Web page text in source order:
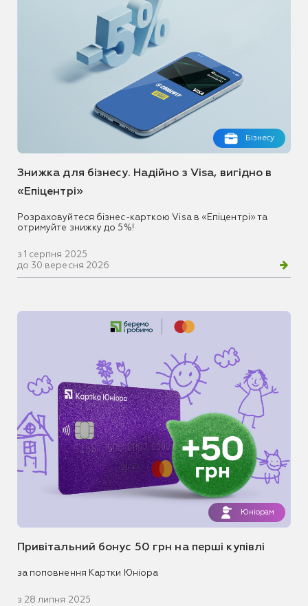
Бізнесу
Знижка для бізнесу. Надійно з Visa, вигідно в
«Епіцентрі»
Розраховуйтеся бізнес-карткою Visa в «Епіцентрі» та
отримуйте знижку до 5%!
з 1 серпня 2025
до 30 вересня 2026
Юніорам
Привітальний бонус 50 грн на перші купівлі
за поповнення Картки Юніора
з 28 липня 2025